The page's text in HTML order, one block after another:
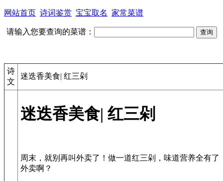
网站首页 诗词鉴赏 宝宝取名 家常菜谱
请输入您要查询的菜谱：
诗
文
迷迭香美食| 红三剁
迷迭香美食| 红三剁
周末，就别再叫外卖了！做一道红三剁，味道营养全有